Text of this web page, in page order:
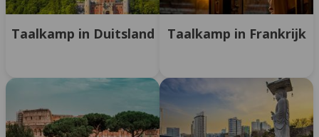
Taalkamp in Duitsland Taalkamp in Frankrijk